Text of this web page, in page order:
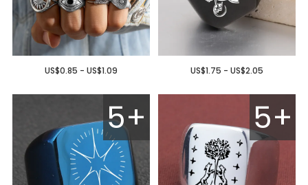
US$0.85 - US$1.09 US$1.75 - US$2.05
5+ 5+